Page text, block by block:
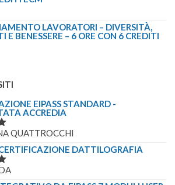
LAVORATORI – DIVERSITÀ,
E BENESSERE – 6 ORE CON 6 CREDITI
EIPASS STANDARD -
ACCREDIA
QUATTROCCHI
DATTILOGRAFIA